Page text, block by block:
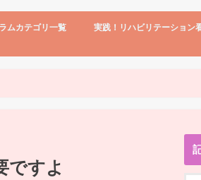
ムカテゴリ一覧
ビリテーションの事
期リハビリテーション
ビリと看護の連携
！リハビリテーション看護
ビリテーションの事
・若手ナース
看護ステーション
・師長さん向け
年
年
強化型訪問看護
とか再就職のこと
報酬・介護報酬改定
、学校
師を妻に持つ夫
実践！リハビリテーション
ですよ